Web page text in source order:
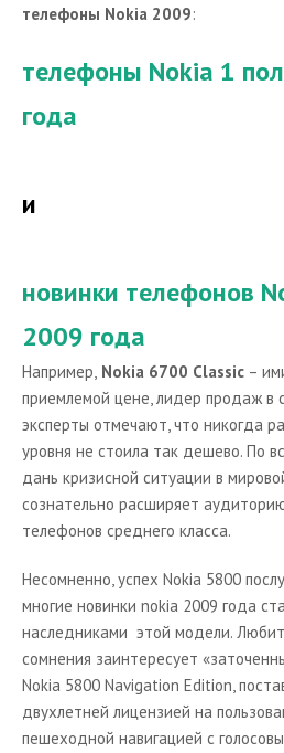
Книги про мобильные телефоны
Полезные ссылки
Мобильные телефоны в
Обзоры сотовых телефонов
телефоны Nokia 2009:
телефоны Nokia 1
года
и
новинки телефонов
2009 года
Например, Nokia 6700 Classic –
приемлемой цене, лидер продаж в
эксперты отмечают, что никогда
уровня не стоила так дешево. По
дань кризисной ситуации в
сознательно расширяет
телефонов среднего класса.
Несомненно, успех Nokia 5800
многие новинки nokia 2009 года
наследниками этой модели.
сомнения заинтересует
Nokia 5800 Navigation Edition,
двухлетней лицензией на
пешеходной навигацией с